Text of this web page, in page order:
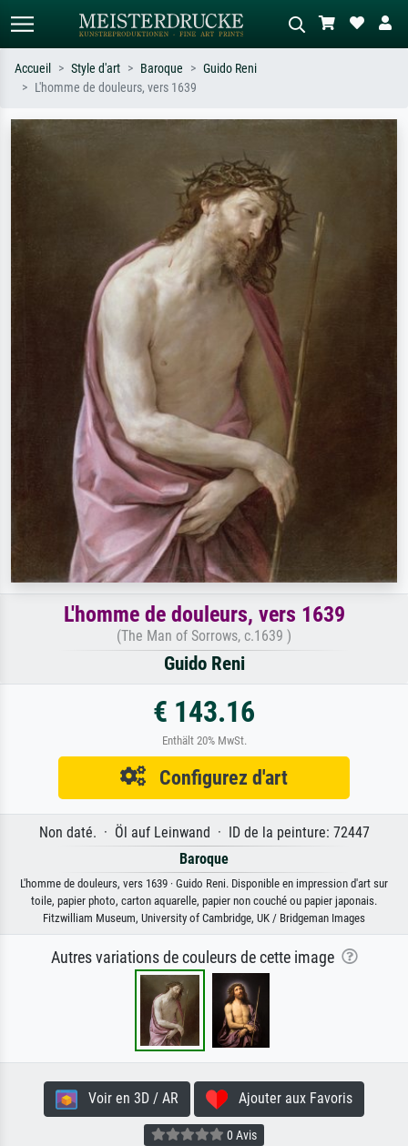
impressionnisme, vague de Hokusai,
tableau sombre, nu debout près d'un
Accueil Style d'art Baroque
Guido Reni
L'homme de douleurs, vers 1639
L'homme de douleurs, vers 1639
(The Man of Sorrows, c.1639 )
Guido Reni
€ 143.16
Enthält 20% MwSt.
Configurez d'art
Non daté. · Öl auf Leinwand · ID de la peinture: 72447
Baroque
L'homme de douleurs, vers 1639 · Guido Reni. Disponible en impression d'art sur
toile, papier photo, carton aquarelle, papier non couché ou papier japonais.
Fitzwilliam Museum, University of Cambridge, UK / Bridgeman Images
Autres variations de couleurs de cette image
Voir en 3D / AR Ajouter aux Favoris
0 Avis